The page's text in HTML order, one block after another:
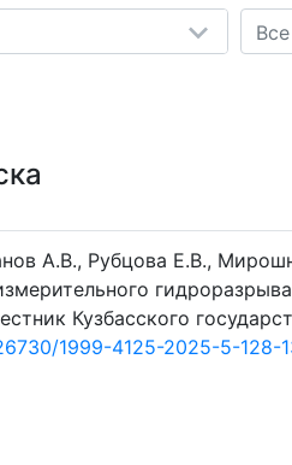
Все
А.В., Рубцова Е.В.,
Кузбасского
1999-4125-2025-5-128-